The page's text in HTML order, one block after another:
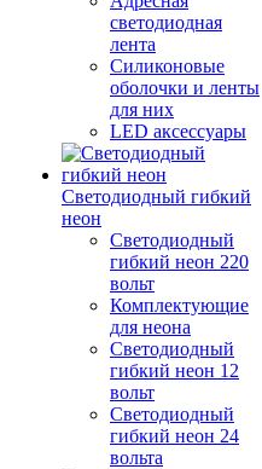
светодиодная
лента
Силиконовые
оболочки и ленты
для них
LED аксессуары
Светодиодный гибкий
неон
Светодиодный
гибкий неон 220
вольт
Комплектующие
для неона
Светодиодный
гибкий неон 12
вольт
Светодиодный
гибкий неон 24
вольта